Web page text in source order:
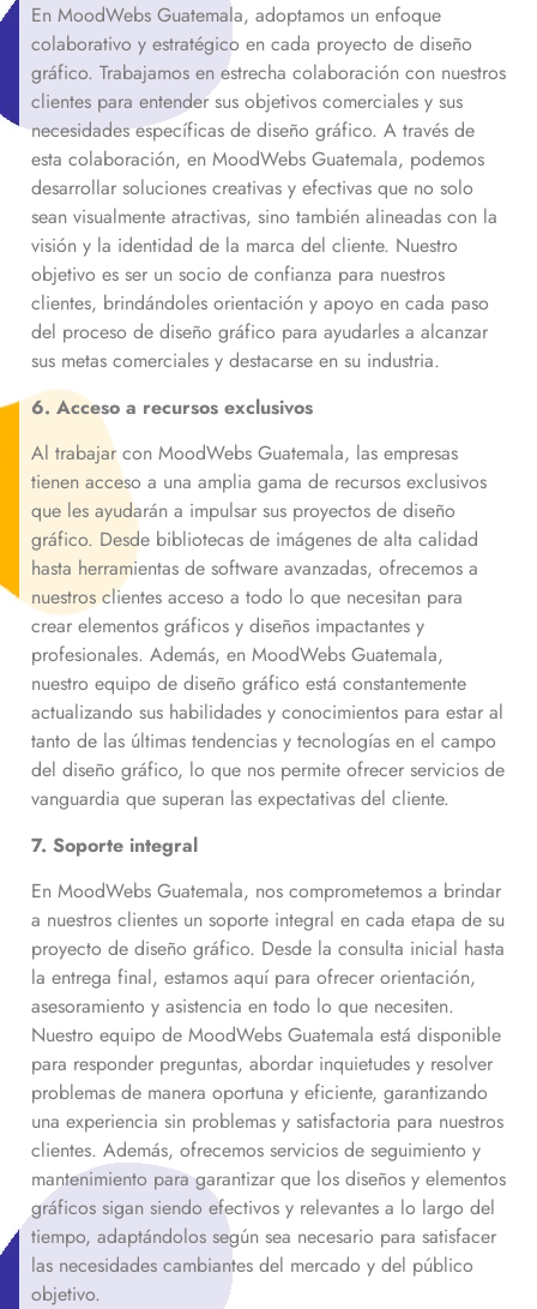
En MoodWebs Guatemala, adoptamos un enfoque
colaborativo y estratégico en cada proyecto de diseño
gráfico. Trabajamos en estrecha colaboración con nuestros
clientes para entender sus objetivos comerciales y sus
necesidades específicas de diseño gráfico. A través de
esta colaboración, en MoodWebs Guatemala, podemos
desarrollar soluciones creativas y efectivas que no solo
sean visualmente atractivas, sino también alineadas con la
visión y la identidad de la marca del cliente. Nuestro
objetivo es ser un socio de confianza para nuestros
clientes, brindándoles orientación y apoyo en cada paso
del proceso de diseño gráfico para ayudarles a alcanzar
sus metas comerciales y destacarse en su industria.
6. Acceso a recursos exclusivos
Al trabajar con MoodWebs Guatemala, las empresas
tienen acceso a una amplia gama de recursos exclusivos
que les ayudarán a impulsar sus proyectos de diseño
gráfico. Desde bibliotecas de imágenes de alta calidad
hasta herramientas de software avanzadas, ofrecemos a
nuestros clientes acceso a todo lo que necesitan para
crear elementos gráficos y diseños impactantes y
profesionales. Además, en MoodWebs Guatemala,
nuestro equipo de diseño gráfico está constantemente
actualizando sus habilidades y conocimientos para estar al
tanto de las últimas tendencias y tecnologías en el campo
del diseño gráfico, lo que nos permite ofrecer servicios de
vanguardia que superan las expectativas del cliente.
7. Soporte integral
En MoodWebs Guatemala, nos comprometemos a brindar
a nuestros clientes un soporte integral en cada etapa de su
proyecto de diseño gráfico. Desde la consulta inicial hasta
la entrega final, estamos aquí para ofrecer orientación,
asesoramiento y asistencia en todo lo que necesiten.
Nuestro equipo de MoodWebs Guatemala está disponible
para responder preguntas, abordar inquietudes y resolver
problemas de manera oportuna y eficiente, garantizando
una experiencia sin problemas y satisfactoria para nuestros
clientes. Además, ofrecemos servicios de seguimiento y
mantenimiento para garantizar que los diseños y elementos
gráficos sigan siendo efectivos y relevantes a lo largo del
tiempo, adaptándolos según sea necesario para satisfacer
las necesidades cambiantes del mercado y del público
objetivo.